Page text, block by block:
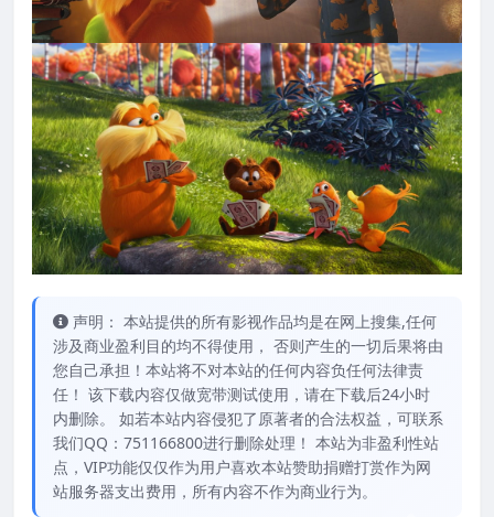
声明： 本站提供的所有影视作品均是在网上搜集,任何
涉及商业盈利目的均不得使用， 否则产生的一切后果将由
您自己承担！本站将不对本站的任何内容负任何法律责
任！ 该下载内容仅做宽带测试使用，请在下载后24小时
内删除。 如若本站内容侵犯了原著者的合法权益，可联系
我们QQ：751166800进行删除处理！ 本站为非盈利性站
点，VIP功能仅仅作为用户喜欢本站赞助捐赠打赏作为网
站服务器支出费用，所有内容不作为商业行为。